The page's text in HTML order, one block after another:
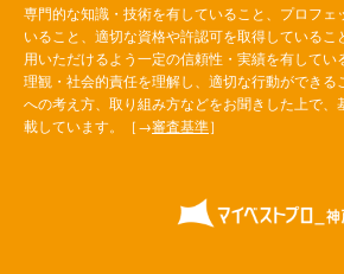
専門的な知識・技術を有していること、プロフェ
いること、適切な資格や許認可を取得している
用いただけるよう一定の信頼性・実績を有してい
理観・社会的責任を理解し、適切な行動ができる
への考え方、取り組み方などをお聞きした上で、
載しています。［→審査基準］